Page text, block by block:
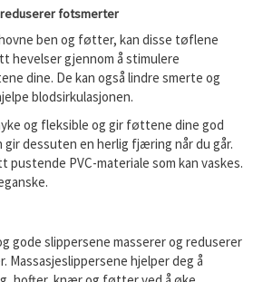
fotsmerter
ben og føtter, kan disse tøflene
hevelser gjennom å stimulere
dine. De kan også lindre smerte og
blodsirkulasjonen.
og fleksible og gir føttene dine god
dessuten en herlig fjæring når du går.
pustende PVC-materiale som kan vaskes.
gode slippersene masserer og reduserer
Massasjeslippersene hjelper deg å